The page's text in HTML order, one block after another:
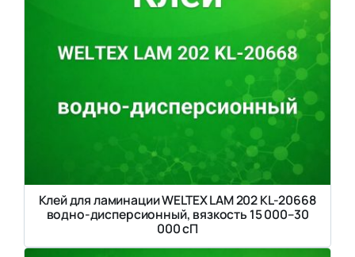
Клей для ламинации WELTEX LAM 202 KL-20668
водно-дисперсионный, вязкость 15 000–30
000 сП